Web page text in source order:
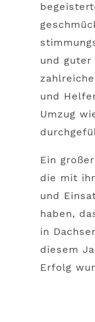
und guter
und
Umzug
Ein
die mit
und
haben,
in
diesem
Erfolg